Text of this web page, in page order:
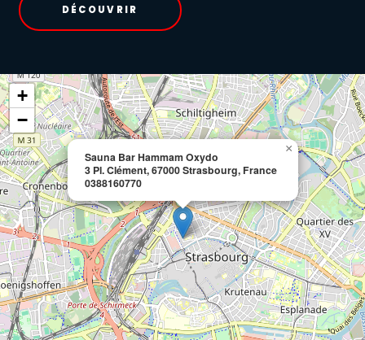
DÉCOUVRIR
Sauna Bar Hammam Oxydo
3 Pl. Clément, 67000 Strasbourg, France
0388160770
×
+
−